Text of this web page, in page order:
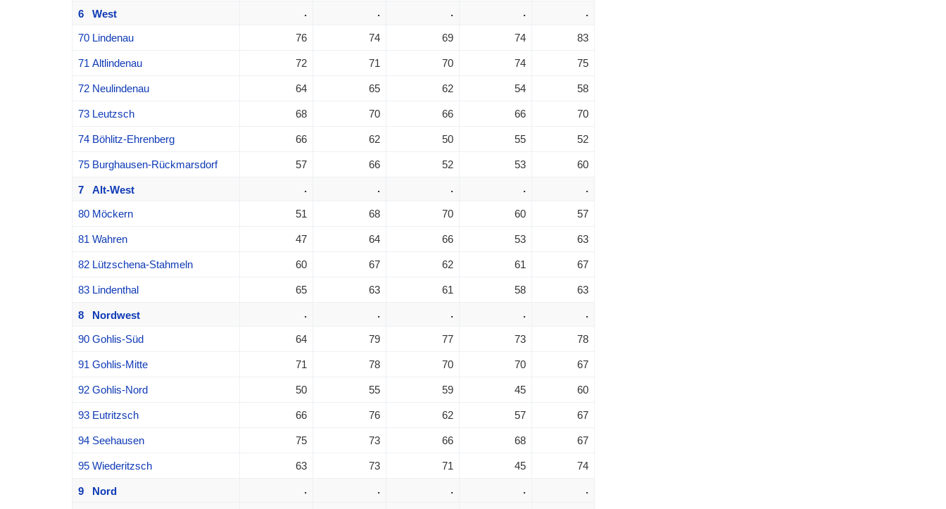
6 West . . . . .
70 Lindenau 76 74 69 74 83
71 Altlindenau 72 71 70 74 75
72 Neulindenau 64 65 62 54 58
73 Leutzsch 68 70 66 66 70
74 Böhlitz-Ehrenberg 66 62 50 55 52
75 Burghausen-Rückmarsdorf 57 66 52 53 60
7 Alt-West . . . . .
80 Möckern 51 68 70 60 57
81 Wahren 47 64 66 53 63
82 Lützschena-Stahmeln 60 67 62 61 67
83 Lindenthal 65 63 61 58 63
8 Nordwest . . . . .
90 Gohlis-Süd 64 79 77 73 78
91 Gohlis-Mitte 71 78 70 70 67
92 Gohlis-Nord 50 55 59 45 60
93 Eutritzsch 66 76 62 57 67
94 Seehausen 75 73 66 68 67
95 Wiederitzsch 63 73 71 45 74
9 Nord . . . . .